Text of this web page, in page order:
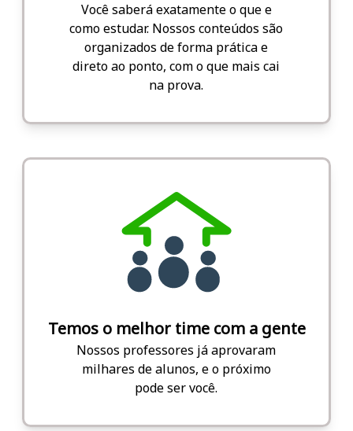
Você saberá exatamente o que e
como estudar. Nossos conteúdos são
organizados de forma prática e
direto ao ponto, com o que mais cai
na prova.
Temos o melhor time com a gente
Nossos professores já aprovaram
milhares de alunos, e o próximo
pode ser você.